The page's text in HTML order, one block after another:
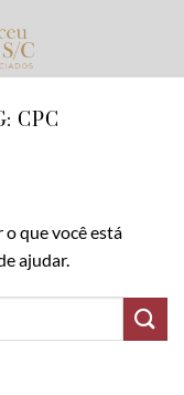
CPC
que você está
ajudar.